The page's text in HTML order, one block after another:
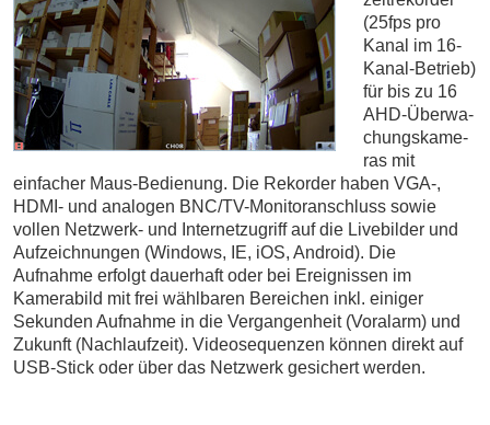
(25fps pro
Kanal im 16-
Ka­nal-Be­trieb)
für bis zu 16
AHD-Über­wa­
chungs­ka­me­
ras mit
einfacher Maus-Be­die­nung. Die Rekorder haben VGA-,
HDMI- und analogen BNC/TV-Mo­ni­tor­an­schluss sowie
vollen Netz­werk- und In­ter­net­zu­griff auf die Live­bil­der und
Auf­zeich­nun­gen (Windows, IE, iOS, Android). Die
Aufnahme erfolgt dauerhaft oder bei Ereignissen im
Kamerabild mit frei wählbaren Bereichen inkl. einiger
Sekunden Aufnahme in die Vergangenheit (Voralarm) und
Zukunft (Nachlaufzeit). Video­se­quen­zen können direkt auf
USB-Stick oder über das Netzwerk gesichert werden.